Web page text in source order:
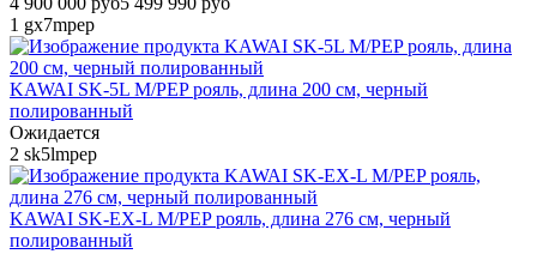
1 gx7mpep
KAWAI SK-5L M/PEP рояль, длина 200 см, черный
полированный
Ожидается
2 sk5lmpep
KAWAI SK-EX-L M/PEP рояль, длина 276 см, черный
полированный